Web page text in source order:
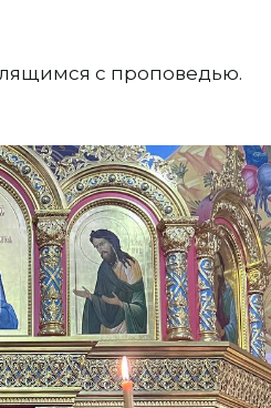
с проповедью.